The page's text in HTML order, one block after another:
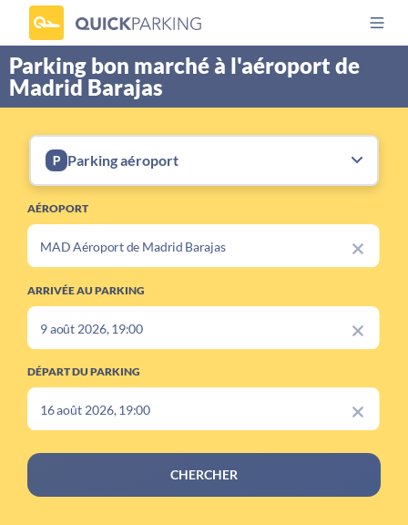
Parking bon marché à l'aéroport de
Madrid Barajas
Parking aéroport
AÉROPORT
ARRIVÉE AU PARKING
DÉPART DU PARKING
CHERCHER